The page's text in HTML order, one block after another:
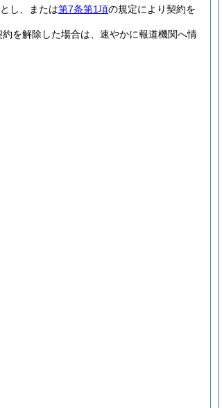
し、または第7条第1項の規定により契約を
を解除した場合は、速やかに報道機関へ情